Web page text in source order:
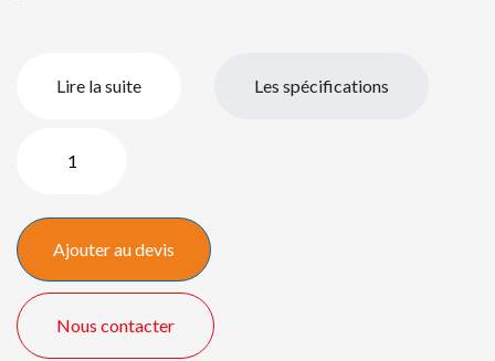
Lire la suite Les spécifications
EB-
PU2120W
Ajouter au devis
Nous contacter